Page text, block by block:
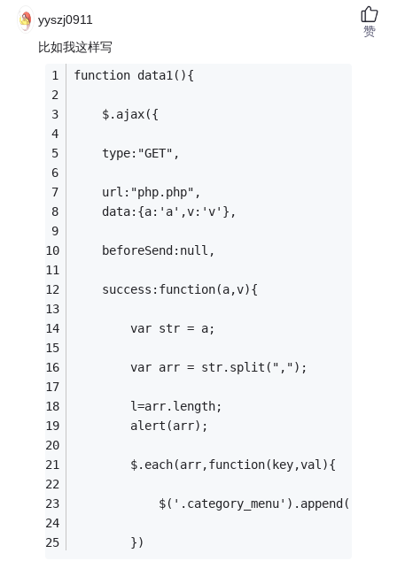
yyszj0911
比如我这样写
function data1(){
	$.ajax({
	type:"GET",
	url:"php.php",
	data:{a:'a',v:'v'},
	beforeSend:null,
	success:function(a,v){
		var str = a;
		var arr = str.split(",");
		l=arr.length;
		alert(arr);
		$.each(arr,function(key,val){
		})
赞